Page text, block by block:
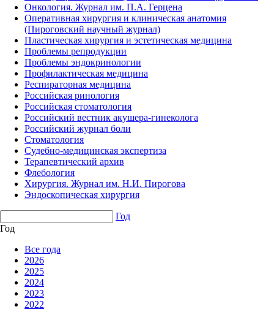
Онкология. Журнал им. П.А. Герцена
Оперативная хирургия и клиническая анатомия
(Пироговский научный журнал)
Пластическая хирургия и эстетическая медицина
Проблемы репродукции
Проблемы эндокринологии
Профилактическая медицина
Респираторная медицина
Российская ринология
Российская стоматология
Российский вестник акушера-гинеколога
Российский журнал боли
Стоматология
Судебно-медицинская экспертиза
Терапевтический архив
Флебология
Хирургия. Журнал им. Н.И. Пирогова
Эндоскопическая хирургия
Год
Год
Все года
2026
2025
2024
2023
2022